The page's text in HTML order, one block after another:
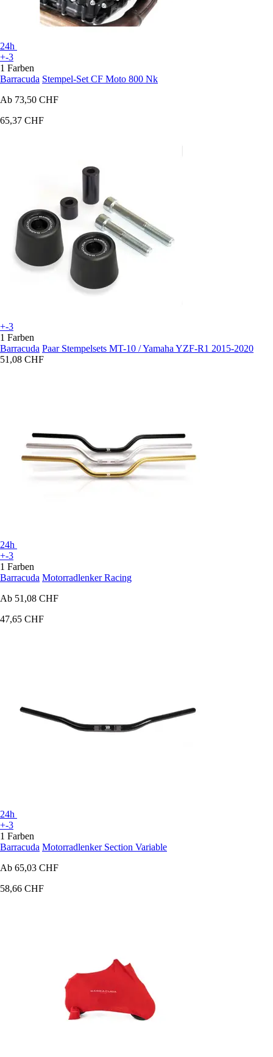
24h
+-3
1 Farben
Barracuda Stempel-Set CF Moto 800 Nk
Ab 73,50 CHF
65,37 CHF
+-3
1 Farben
Barracuda Paar Stempelsets MT-10 / Yamaha YZF-R1 2015-2020
51,08 CHF
24h
+-3
1 Farben
Barracuda Motorradlenker Racing
Ab 51,08 CHF
47,65 CHF
24h
+-3
1 Farben
Barracuda Motorradlenker Section Variable
Ab 65,03 CHF
58,66 CHF